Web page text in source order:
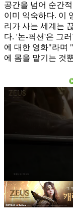
공간을 넘어 순간
이미 익숙하다. 이
리가 사는 세계는
다. '논-픽션'은 그
에 대한 영화"라며
에 몸을 맡기는 것